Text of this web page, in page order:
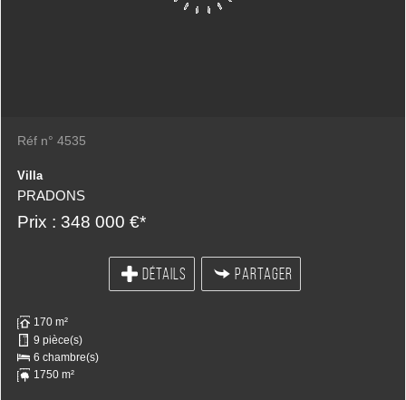
Réf n° 4535
Villa
PRADONS
Prix : 348 000 €*
DÉTAILS PARTAGER
170 m²
9 pièce(s)
6 chambre(s)
1750 m²